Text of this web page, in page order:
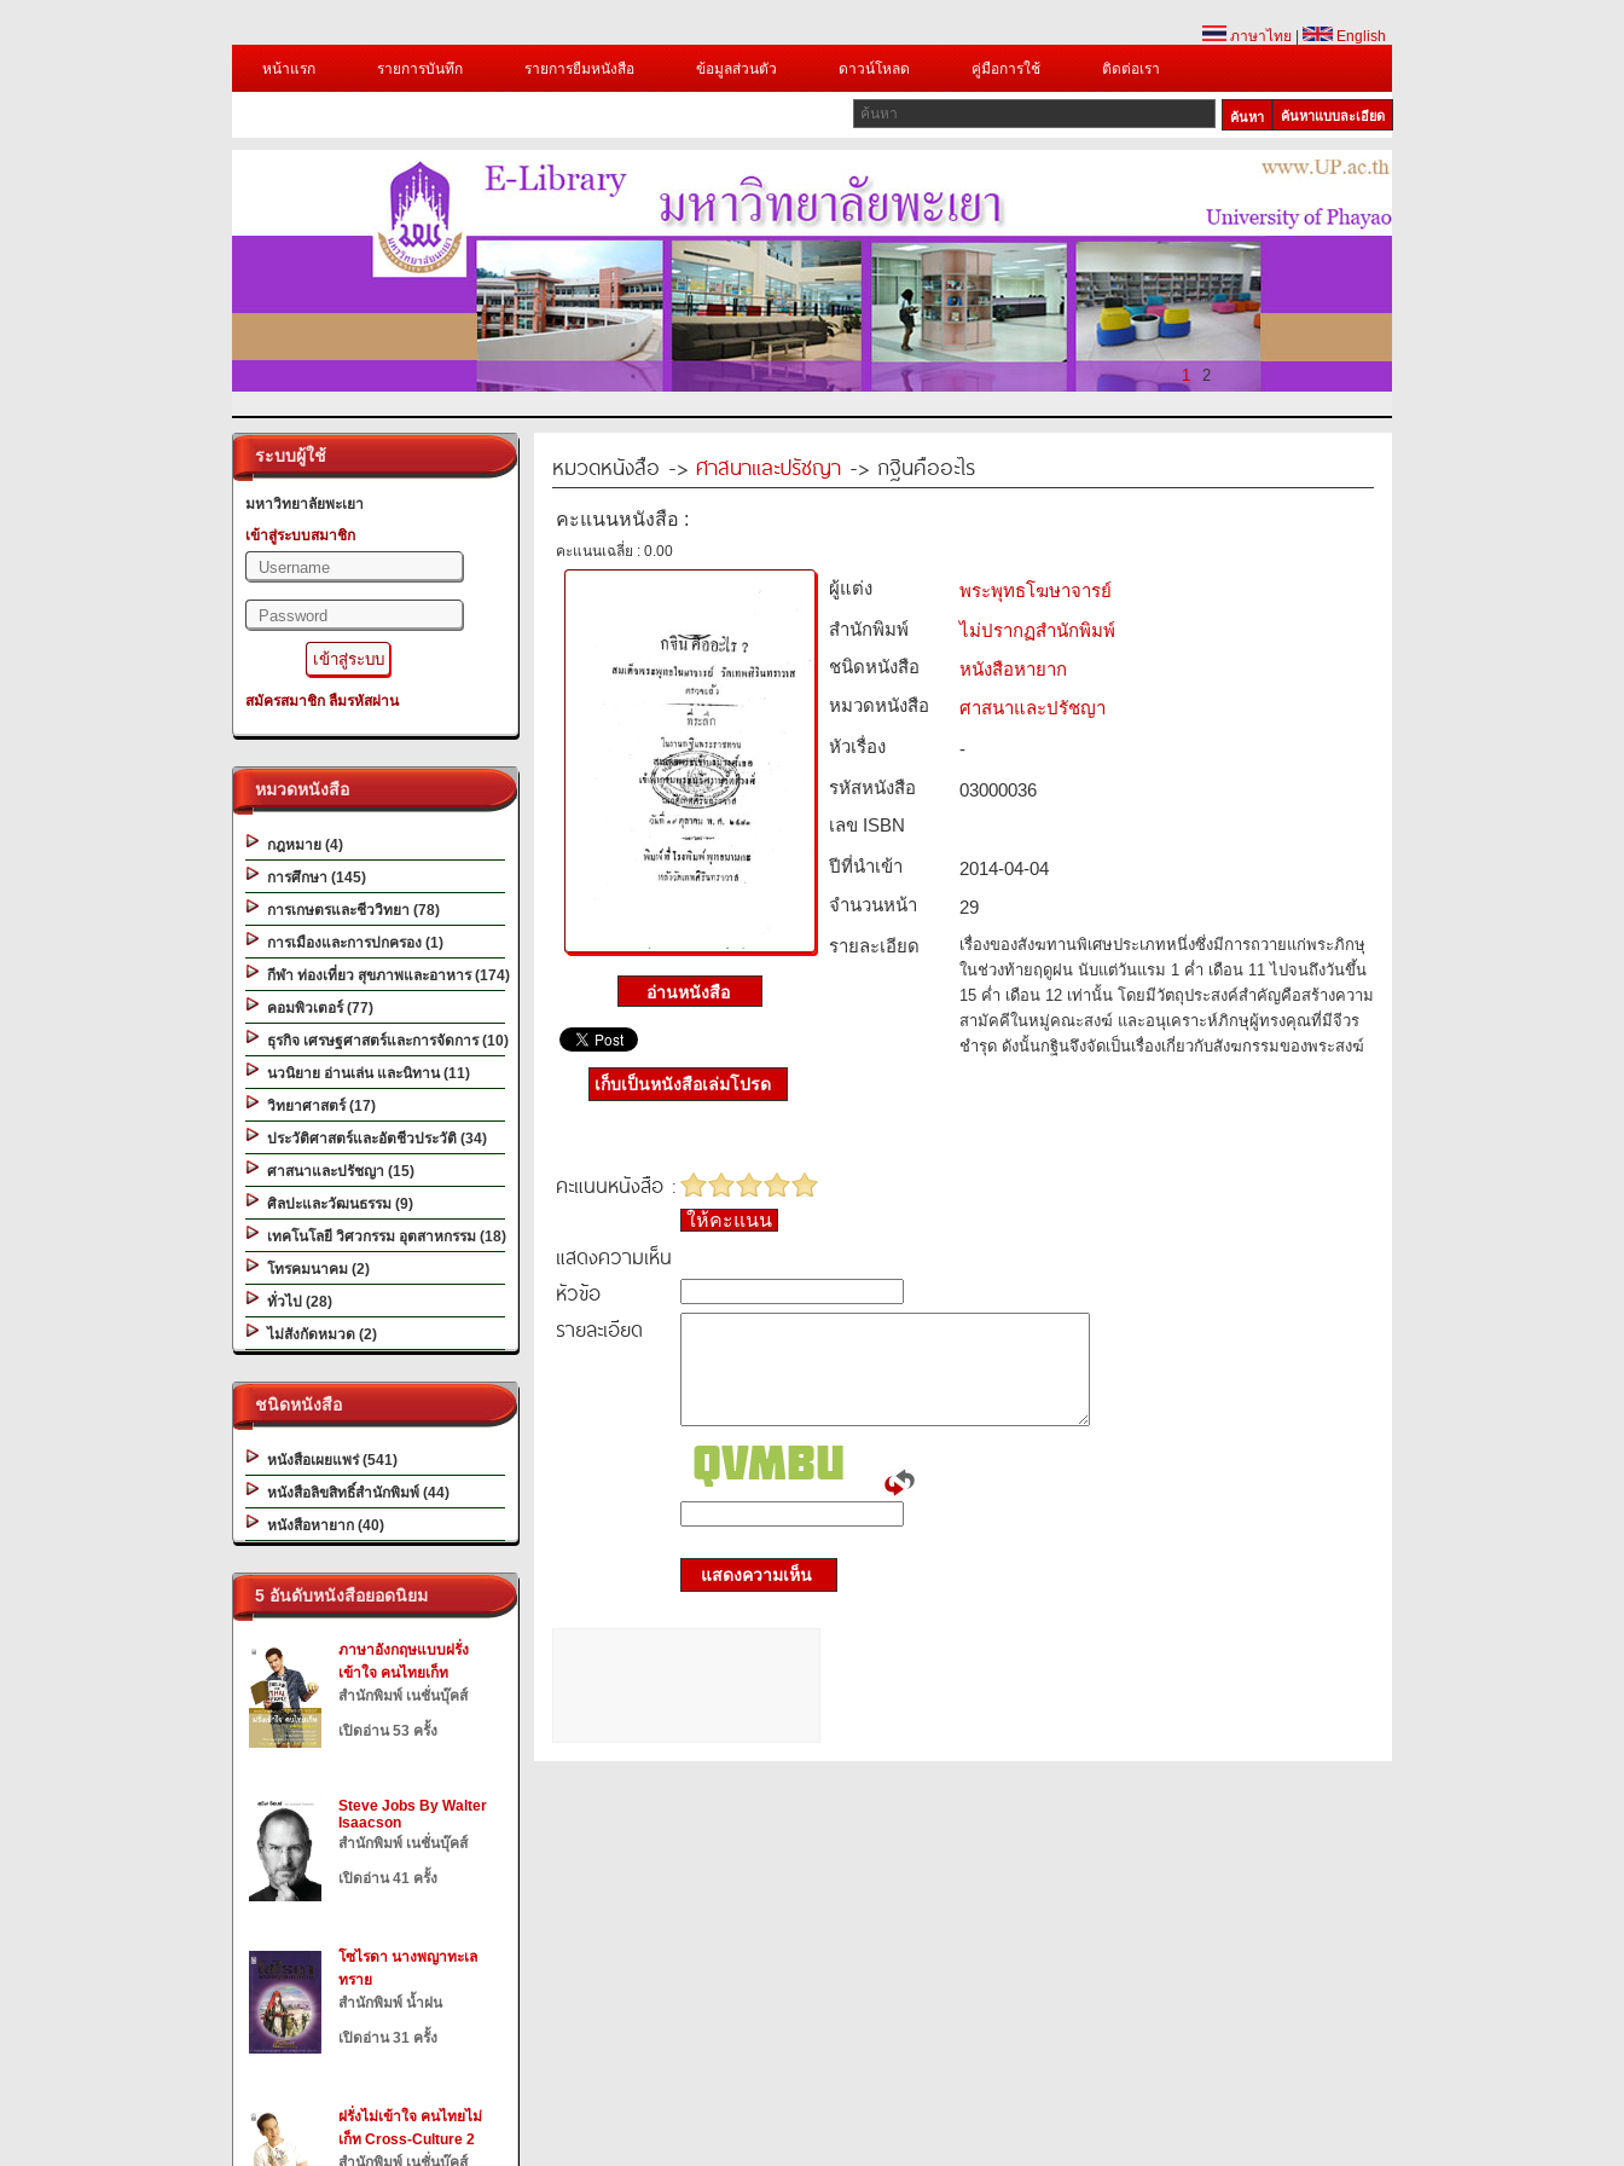
ภาษาไทย
English
หน้าแรก
รายการบันทึก รายการยืมหนังสือ ข้อมูลส่วนตัว ดาวน์โหลด คู่มือการใช้ ติดต่อเรา
ค้นหาแบบละเอียด
1 2
ระบบผู้ใช้
มหาวิทยาลัยพะเยา
เข้าสู่ระบบสมาชิก
สมัครสมาชิก ลืมรหัสผ่าน
หมวดหนังสือ
กฎหมาย (4)
การศึกษา (145)
การเกษตรและชีววิทยา (78)
การเมืองและการปกครอง (1)
กีฬา ท่องเที่ยว สุขภาพและอาหาร (174)
คอมพิวเตอร์ (77)
ธุรกิจ เศรษฐศาสตร์และการจัดการ (10)
นวนิยาย อ่านเล่น และนิทาน (11)
วิทยาศาสตร์ (17)
ประวัติศาสตร์และอัตชีวประวัติ (34)
ศาสนาและปรัชญา (15)
ศิลปะและวัฒนธรรม (9)
เทคโนโลยี วิศวกรรม อุตสาหกรรม (18)
โทรคมนาคม (2)
ทั่วไป (28)
ไม่สังกัดหมวด (2)
ชนิดหนังสือ
หนังสือเผยแพร่ (541)
หนังสือลิขสิทธิ์สำนักพิมพ์ (44)
หนังสือหายาก (40)
5 อันดับหนังสือยอดนิยม
ภาษาอังกฤษแบบฝรั่ง
เข้าใจ คนไทยเก็ท
สำนักพิมพ์ เนชั่นบุ๊คส์
เปิดอ่าน 53 ครั้ง
Steve Jobs By Walter
Isaacson
สำนักพิมพ์ เนชั่นบุ๊คส์
เปิดอ่าน 41 ครั้ง
โซไรดา นางพญาทะเล
ทราย
สำนักพิมพ์ น้ำฝน
เปิดอ่าน 31 ครั้ง
ฝรั่งไม่เข้าใจ คนไทยไม่
เก็ท Cross-Culture 2
สำนักพิมพ์ เนชั่นบุ๊คส์
หมวดหนังสือ -> ศาสนาและปรัชญา -> กฐินคืออะไร
คะแนนหนังสือ :
คะแนนเฉลี่ย : 0.00
ผู้แต่ง
พระพุทธโฆษาจารย์
สำนักพิมพ์
ไม่ปรากฏสำนักพิมพ์
ชนิดหนังสือ­
หนังสือหายาก
หมวดหนังสือ­
ศาสนาและปรัชญา
หัวเรื่อง
-
รหัสหนังสือ­
03000036
เลข ISBN
ปีที่นำเข้า
2014-04-04
จำนวนหน้า
29
รายละเอียด
เรื่องของสังฆทานพิเศษประเภทหนึ่งซึ่งมีการถวายแก่พระภิกษุ
ในช่วงท้ายฤดูฝน นับแต่วันแรม 1 ค่ำ เดือน 11 ไปจนถึงวันขึ้น
15 ค่ำ เดือน 12 เท่านั้น โดยมีวัตถุประสงค์สำคัญคือสร้างความ
สามัคคีในหมู่คณะสงฆ์ และอนุเคราะห์ภิกษุผู้ทรงคุณที่มีจีวร
ชำรุด ดังนั้นกฐินจึงจัดเป็นเรื่องเกี่ยวกับสังฆกรรมของพระสงฆ์
เก็บเป็นหนังสือเล่มโปรด
คะแนนหนังสือ :
ให้คะแนน
แสดงความเห็น
หัวข้อ
รายละเอียด
แสดงความเห็น